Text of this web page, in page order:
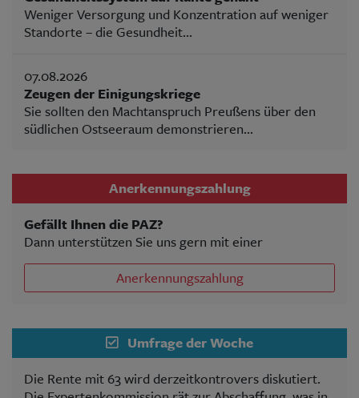
Weniger Versorgung und Konzentration auf weniger
Standorte – die Gesundheit...
07.08.2026
Zeugen der Einigungskriege
Sie sollten den Machtanspruch Preußens über den
südlichen Ostseeraum demonstrieren...
Anerkennungszahlung
Gefällt Ihnen die PAZ?
Dann unterstützen Sie uns gern mit einer
Anerkennungszahlung
Umfrage der Woche
Die Rente mit 63 wird derzeitkontrovers diskutiert.